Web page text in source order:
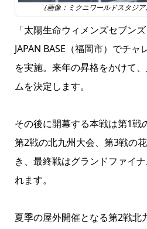
（画像：ミクニワールドスタジ
「太陽生命ウィメンズセブン
JAPAN BASE（福岡市）でチャ
を実施。来年の昇格をかけて
ムを決定します。
その後に開幕する本戦は第1戦
第2戦の北九州大会、第3戦の
き、最終戦はグランドファイ
れます。
夏季の屋外開催となる第2戦北